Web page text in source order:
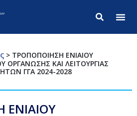
> ΤΡΟΠΟΠΟΙΗΣΗ ΕΝΙΑΙΟΥ
ΟΡΓΑΝΩΣΗΣ ΚΑΙ ΛΕΙΤΟΥΡΓΙΑΣ
ΓΓΑ 2024-2028
ΕΝΙΑΙΟΥ